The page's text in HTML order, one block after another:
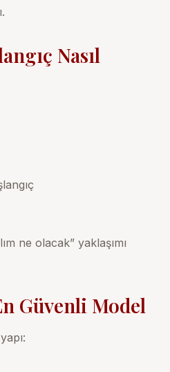
Nasıl
ne olacak” yaklaşımı
Güvenli Model